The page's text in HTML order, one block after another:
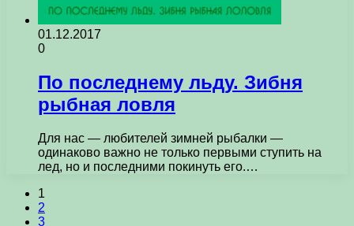
01.12.2017
0
По последнему льду. Зибня
рыбная ловля
Для нас — любителей зимней рыбалки —
одинаково важно не только первыми ступить на
лед, но и последними покинуть его.…
1
2
3